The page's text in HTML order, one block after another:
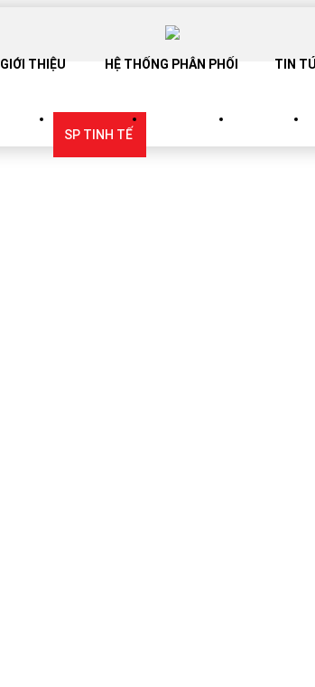
GIỚI THIỆU HỆ THỐNG PHÂN PHỐI TIN
SP TINH TẾ